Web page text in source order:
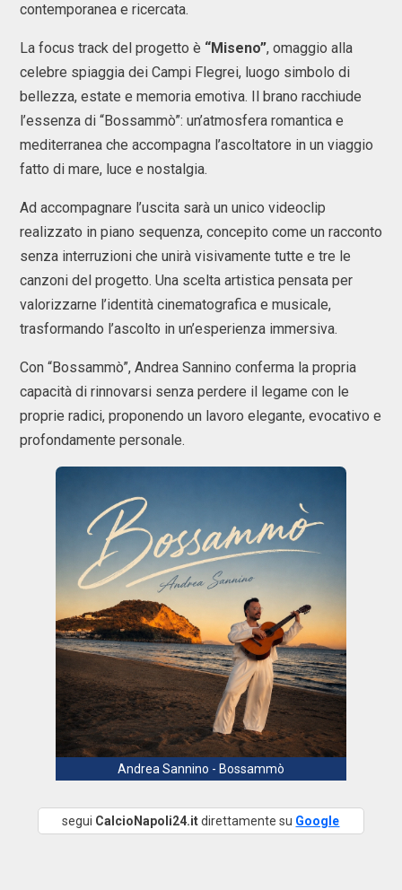
contemporanea e ricercata.
La focus track del progetto è “Miseno”, omaggio alla
celebre spiaggia dei Campi Flegrei, luogo simbolo di
bellezza, estate e memoria emotiva. Il brano racchiude
l’essenza di “Bossammò”: un’atmosfera romantica e
mediterranea che accompagna l’ascoltatore in un viaggio
fatto di mare, luce e nostalgia.
Ad accompagnare l’uscita sarà un unico videoclip
realizzato in piano sequenza, concepito come un racconto
senza interruzioni che unirà visivamente tutte e tre le
canzoni del progetto. Una scelta artistica pensata per
valorizzarne l’identità cinematografica e musicale,
trasformando l’ascolto in un’esperienza immersiva.
Con “Bossammò”, Andrea Sannino conferma la propria
capacità di rinnovarsi senza perdere il legame con le
proprie radici, proponendo un lavoro elegante, evocativo e
profondamente personale.
Andrea Sannino - Bossammò
segui CalcioNapoli24.itdirettamente su Google